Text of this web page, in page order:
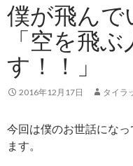
僕が飛ん
「空を飛
す！！」
2016年12月17日 タイラ
今回は僕のお世話にな
ます。